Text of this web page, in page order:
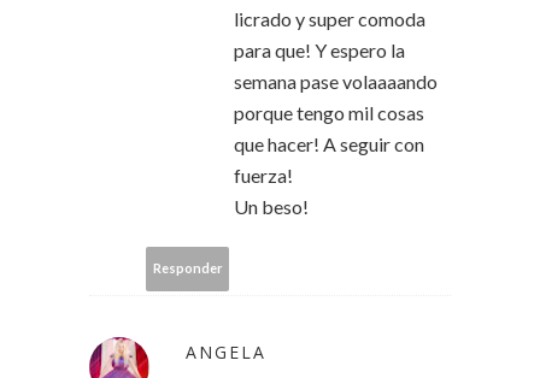
licrado y super comoda
para que! Y espero la
semana pase volaaaando
porque tengo mil cosas
que hacer! A seguir con
fuerza!
Un beso!
Responder
ANGELA